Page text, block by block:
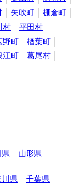
矢吹町
棚倉町
村
平田村
野町
楢葉町
江町
葛尾村
県
山形県
川県
千葉県